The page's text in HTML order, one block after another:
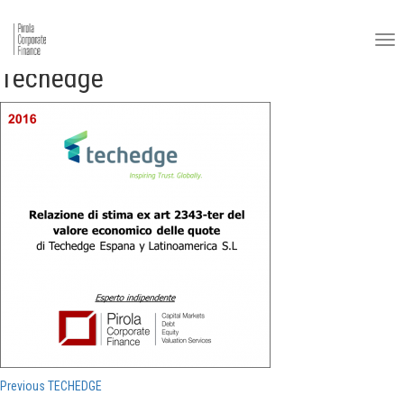
Techedge
Navigazione
Previous Previous
TECHEDGE